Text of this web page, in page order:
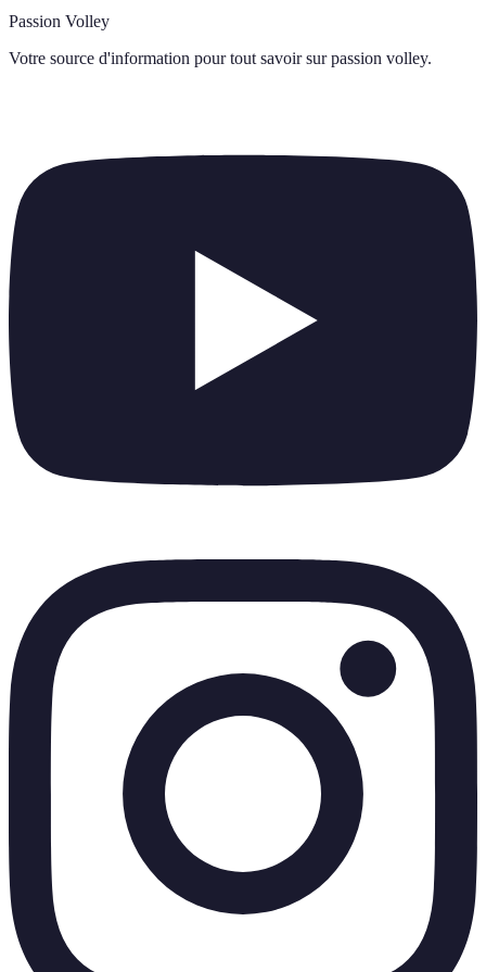
Passion Volley
Votre source d'information pour tout savoir sur passion volley.